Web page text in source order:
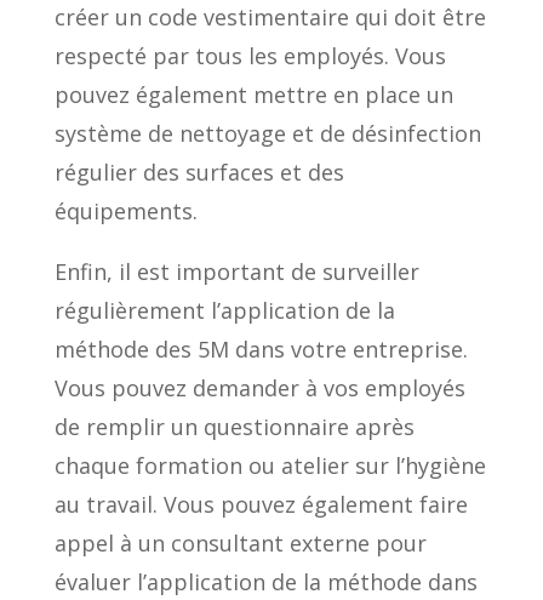
créer un code vestimentaire qui doit être
respecté par tous les employés. Vous
pouvez également mettre en place un
système de nettoyage et de désinfection
régulier des surfaces et des
équipements.
Enfin, il est important de surveiller
régulièrement l’application de la
méthode des 5M dans votre entreprise.
Vous pouvez demander à vos employés
de remplir un questionnaire après
chaque formation ou atelier sur l’hygiène
au travail. Vous pouvez également faire
appel à un consultant externe pour
évaluer l’application de la méthode dans